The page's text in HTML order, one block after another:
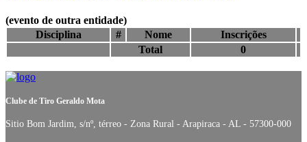
(evento de outra entidade)
Disciplina
# Nome
Inscrições
Total
0
Clube de Tiro Geraldo Mota
Sitio Bom Jardim, s/nº, térreo - Zona Rural - Arapiraca - AL - 57300-000